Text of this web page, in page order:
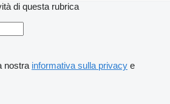
di questa rubrica
nostra informativa sulla privacy e